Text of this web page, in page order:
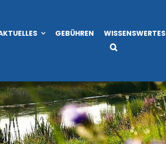
GEBÜHREN WISSENSWERTES